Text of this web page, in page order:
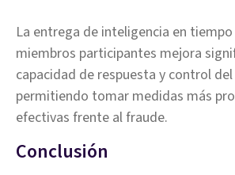
La entrega de inteligencia en
miembros participantes mejora
capacidad de respuesta y control
permitiendo tomar medidas más
efectivas frente al fraude.
Conclusión